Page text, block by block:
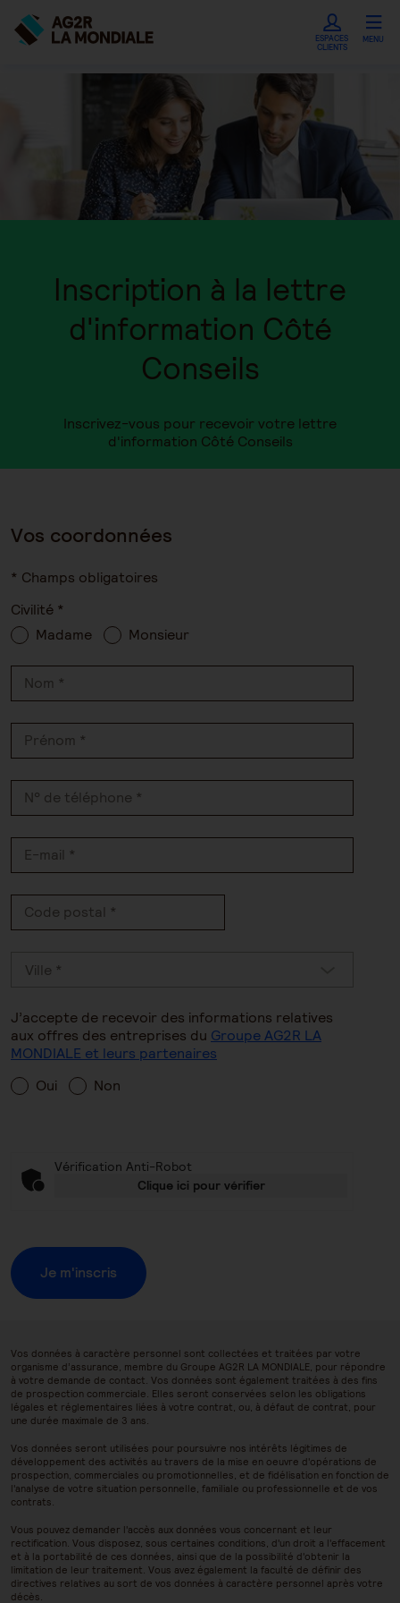
ESPACES
CLIENTS
MENU
Inscription à la lettre
d'information Côté
Conseils
Inscrivez-vous pour recevoir votre lettre
d'information Côté Conseils
Vos coordonnées
* Champs obligatoires
Civilité *
Madame
Monsieur
Nom *
Prénom *
N° de téléphone *
E-mail *
Code postal *
Ville *
Sélectionner
J’accepte de recevoir des informations relatives
aux offres des entreprises du Groupe AG2R LA
MONDIALE et leurs partenaires
Oui
Non
Vérification Anti-Robot
Clique ici pour vérifier
Je m'inscris
Vos données à caractère personnel sont collectées et traitées par votre
organisme d’assurance, membre du Groupe AG2R LA MONDIALE, pour répondre
à votre demande de contact. Vos données sont également traitées à des fins
de prospection commerciale. Elles seront conservées selon les obligations
légales et réglementaires liées à votre contrat, ou, à défaut de contrat, pour
une durée maximale de 3 ans.
Vos données seront utilisées pour poursuivre nos intérêts légitimes de
développement des activités au travers de la mise en oeuvre d'opérations de
prospection, commerciales ou promotionnelles, et de fidélisation en fonction de
l'analyse de votre situation personnelle, familiale ou professionnelle et de vos
contrats.
Vous pouvez demander l'accès aux données vous concernant et leur
rectification. Vous disposez, sous certaines conditions, d'un droit a l'effacement
et à la portabilité de ces données, ainsi que de la possibilité d'obtenir la
limitation de leur traitement. Vous avez également la faculté de définir des
directives relatives au sort de vos données à caractère personnel après votre
décès.